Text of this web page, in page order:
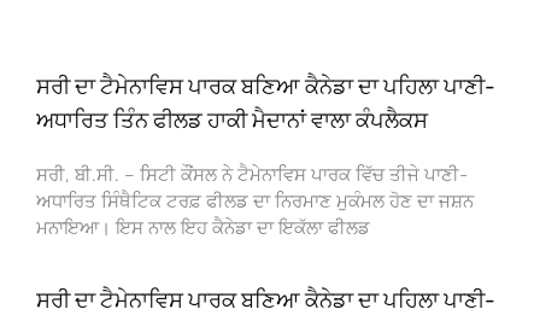
ਸਰੀ ਦਾ ਟੈਮੇਨਾਵਿਸ ਪਾਰਕ ਬਣਿਆ ਕੈਨੇਡਾ ਦਾ ਪਹਿਲਾ ਪਾਣੀ-
ਅਧਾਰਿਤ ਤਿੰਨ ਫੀਲਡ ਹਾਕੀ ਮੈਦਾਨਾਂ ਵਾਲਾ ਕੰਪਲੈਕਸ
ਸਰੀ, ਬੀ.ਸੀ. – ਸਿਟੀ ਕੌਂਸਲ ਨੇ ਟੈਮੇਨਾਵਿਸ ਪਾਰਕ ਵਿੱਚ ਤੀਜੇ ਪਾਣੀ-
ਅਧਾਰਿਤ ਸਿੰਥੈਟਿਕ ਟਰਫ਼ ਫੀਲਡ ਦਾ ਨਿਰਮਾਣ ਮੁਕੰਮਲ ਹੋਣ ਦਾ ਜਸ਼ਨ
ਮਨਾਇਆ। ਇਸ ਨਾਲ ਇਹ ਕੈਨੇਡਾ ਦਾ ਇਕੱਲਾ ਫੀਲਡ
ਸਰੀ ਦਾ ਟੈਮੇਨਾਵਿਸ ਪਾਰਕ ਬਣਿਆ ਕੈਨੇਡਾ ਦਾ ਪਹਿਲਾ ਪਾਣੀ-